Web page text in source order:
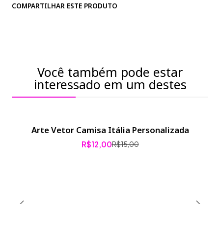
COMPARTILHAR ESTE PRODUTO
Você também pode estar
interessado em um destes
-20% de desconto
Arte Vetor Camisa Itália Personalizada
R$12,00R$15,00